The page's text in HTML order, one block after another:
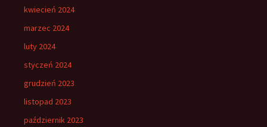
kwiecień 2024
marzec 2024
luty 2024
styczeń 2024
grudzień 2023
listopad 2023
październik 2023